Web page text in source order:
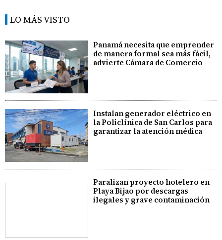
LO MÁS VISTO
Panamá necesita que emprender
de manera formal sea más fácil,
advierte Cámara de Comercio
Instalan generador eléctrico en
la Policlínica de San Carlos para
garantizar la atención médica
Paralizan proyecto hotelero en
Playa Bijao por descargas
ilegales y grave contaminación